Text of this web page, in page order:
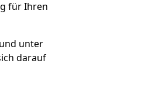
für Ihren
unter
darauf